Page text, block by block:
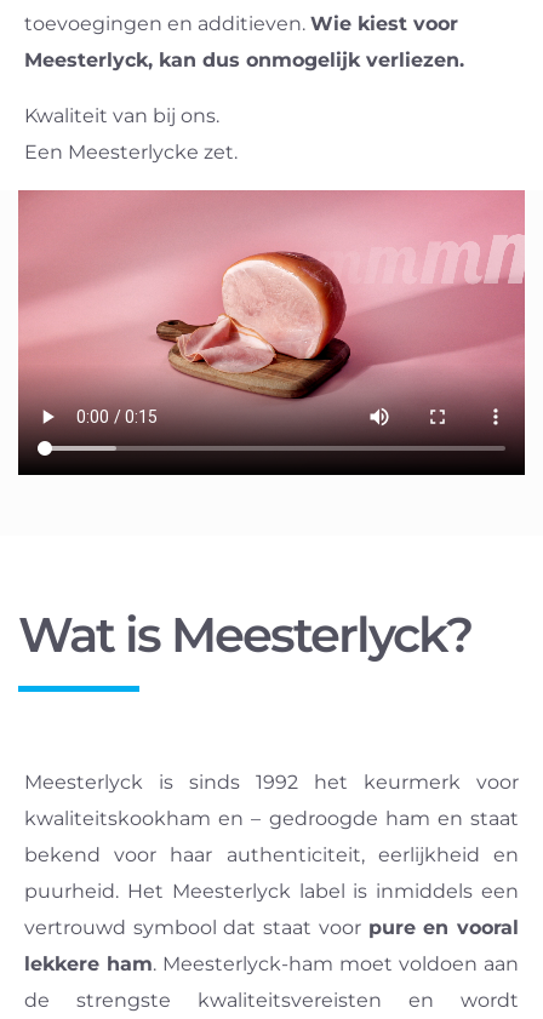
toevoegingen en additieven. Wie kiest voor
Meesterlyck, kan dus onmogelijk verliezen.
Kwaliteit van bij ons.
Een Meesterlycke zet.
Wat is Meesterlyck?
Meesterlyck is sinds 1992 het keurmerk voor
kwaliteitskookham en – gedroogde ham en staat
bekend voor haar authenticiteit, eerlijkheid en
puurheid. Het Meesterlyck label is inmiddels een
vertrouwd symbool dat staat voor pure en vooral
lekkere ham. Meesterlyck-ham moet voldoen aan
de strengste kwaliteitsvereisten en wordt